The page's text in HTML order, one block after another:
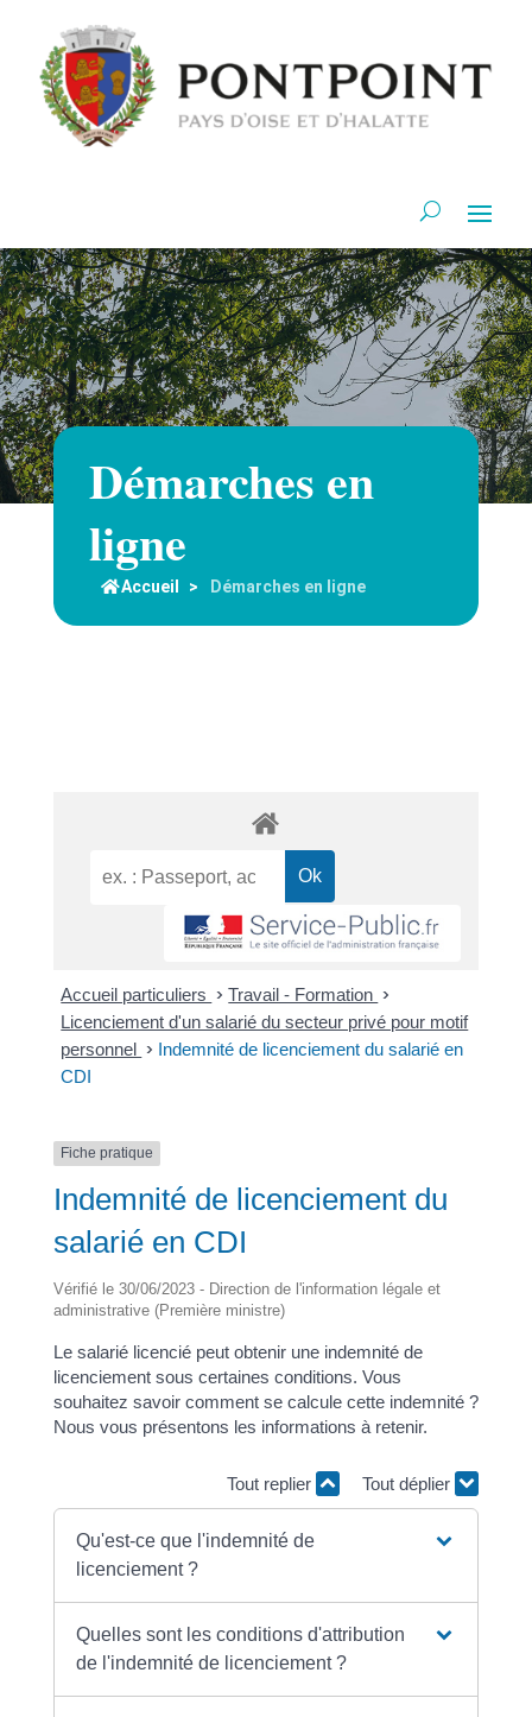
Démarches en
ligne
Accueil > Démarches en ligne
Accueil particuliers > Travail - Formation >
Licenciement d'un salarié du secteur privé pour motif
personnel > Indemnité de licenciement du salarié en
CDI
Fiche pratique
Indemnité de licenciement du
salarié en CDI
Vérifié le 30/06/2023 - Direction de l'information légale et
administrative (Première ministre)
Le salarié licencié peut obtenir une indemnité de
licenciement sous certaines conditions. Vous
souhaitez savoir comment se calcule cette indemnité ?
Nous vous présentons les informations à retenir.
Tout replier Tout déplier
Qu'est-ce que l'indemnité de
licenciement ?
Quelles sont les conditions d'attribution
de l'indemnité de licenciement ?